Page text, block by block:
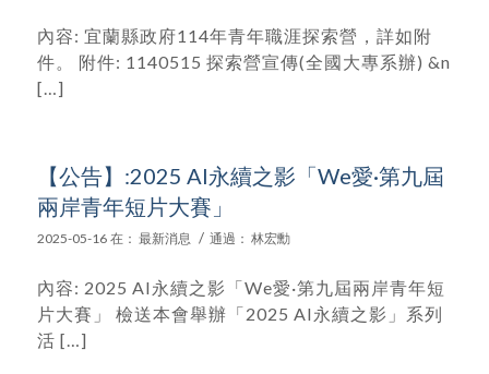
內容: 宜蘭縣政府114年青年職涯探索營，詳如附
件。 附件: 1140515 探索營宣傳(全國大專系辦) &n
[…]
【公告】:2025 AI永續之影「We愛·第九屆
兩岸青年短片大賽」
2025-05-16 在： 最新消息 / 通過： 林宏勳
內容: 2025 AI永續之影「We愛·第九屆兩岸青年短
片大賽」 檢送本會舉辦「2025 AI永續之影」系列
活 […]